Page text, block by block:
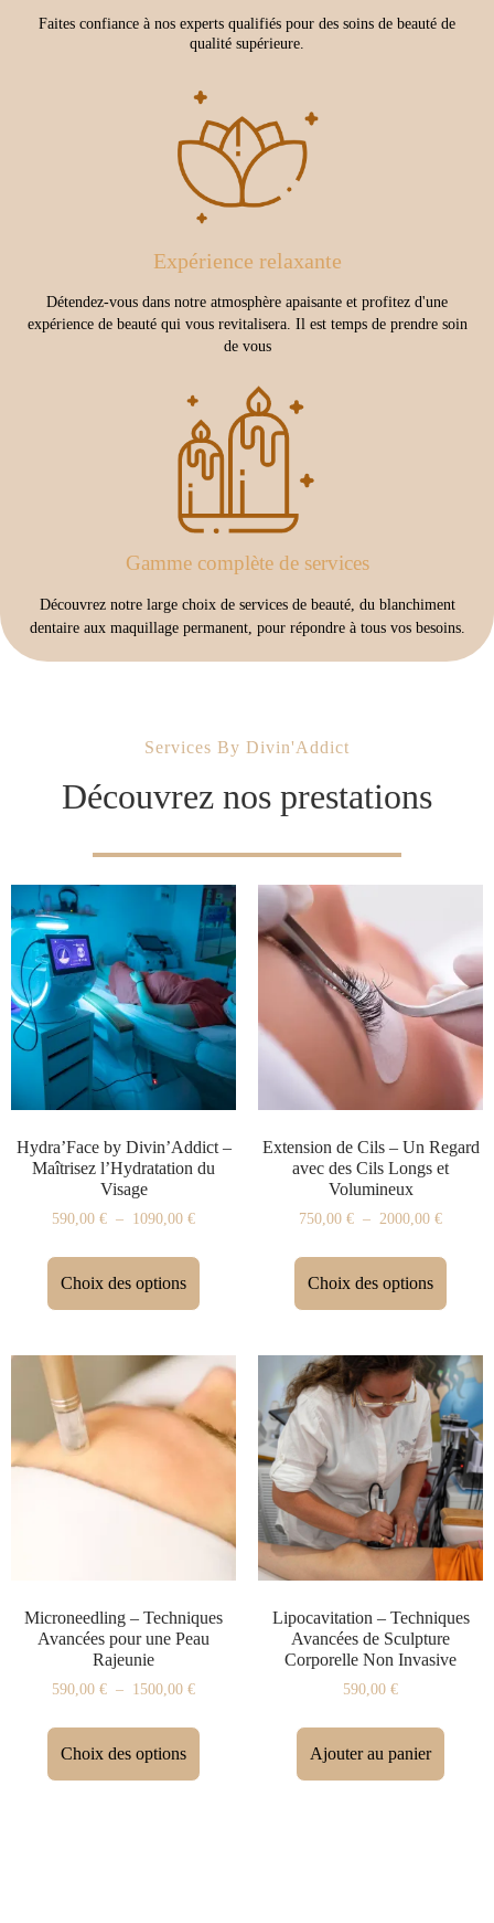
Faites confiance à nos experts qualifiés pour des soins de beauté de
qualité supérieure.
Expérience relaxante
Détendez-vous dans notre atmosphère apaisante et profitez d'une
expérience de beauté qui vous revitalisera. Il est temps de prendre soin
de vous
Gamme complète de services
Découvrez notre large choix de services de beauté, du blanchiment
dentaire aux maquillage permanent, pour répondre à tous vos besoins.
Services By Divin'Addict
Découvrez nos prestations
Hydra’Face by Divin’Addict –
Maîtrisez l’Hydratation du
Visage
590,00 € – 1090,00 €
Choix des options
Extension de Cils – Un Regard
avec des Cils Longs et
Volumineux
750,00 € – 2000,00 €
Choix des options
Microneedling – Techniques
Avancées pour une Peau
Rajeunie
590,00 € – 1500,00 €
Choix des options
Lipocavitation – Techniques
Avancées de Sculpture
Corporelle Non Invasive
590,00 €
Ajouter au panier